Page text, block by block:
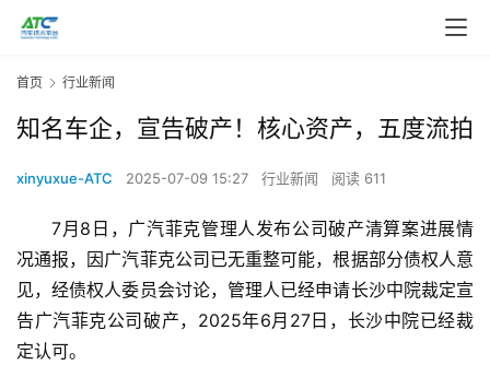
首页 行业新闻
知名车企，宣告破产！核心资产，五度流拍
xinyuxue-ATC 2025-07-09 15:27 行业新闻 阅读 611
7月8日，广汽菲克管理人发布公司破产清算案进展情
况通报，因广汽菲克公司已无重整可能，根据部分债权人意
见，经债权人委员会讨论，管理人已经申请长沙中院裁定宣
告广汽菲克公司破产，2025年6月27日，长沙中院已经裁
定认可。